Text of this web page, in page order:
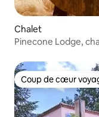
Chalet
Pinecone Lodge,
Coup de cœur
Coup de cœur